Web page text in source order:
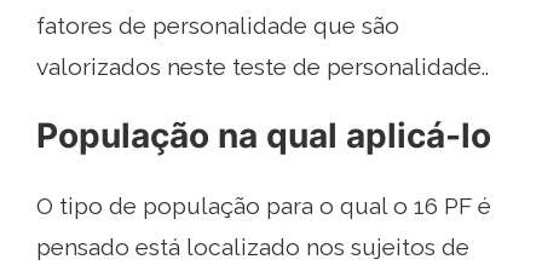
fatores de personalidade que são
valorizados neste teste de personalidade..
População na qual aplicá-lo
O tipo de população para o qual o 16 PF é
pensado está localizado nos sujeitos de